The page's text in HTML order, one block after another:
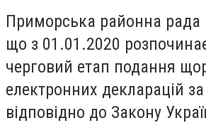
Приморська районна рада
що з 01.01.2020
черговий етап подання
електронних декларацій
відповідно до Закону